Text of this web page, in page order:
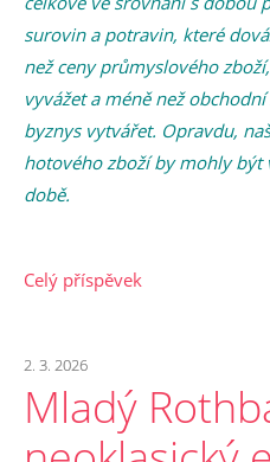
surovin a potravin, které
než ceny průmyslového
vyvážet a méně než
byznys vytvářet. Opravdu,
hotového zboží by mohly být
době.
Celý příspěvek
2. 3. 2026
Mladý